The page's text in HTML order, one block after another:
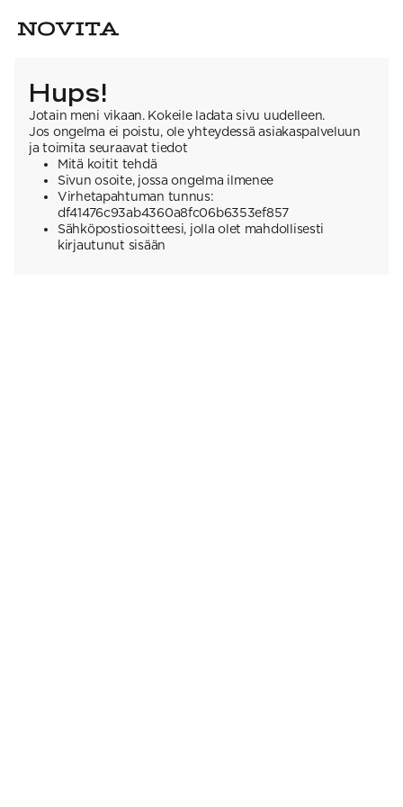
Hups!
Jotain meni vikaan. Kokeile ladata sivu uudelleen.
Jos ongelma ei poistu, ole yhteydessä asiakaspalveluun
ja toimita seuraavat tiedot
Mitä koitit tehdä
Sivun osoite, jossa ongelma ilmenee
Virhetapahtuman tunnus:
df41476c93ab4360a8fc06b6353ef857
Sähköpostiosoitteesi, jolla olet mahdollisesti
kirjautunut sisään